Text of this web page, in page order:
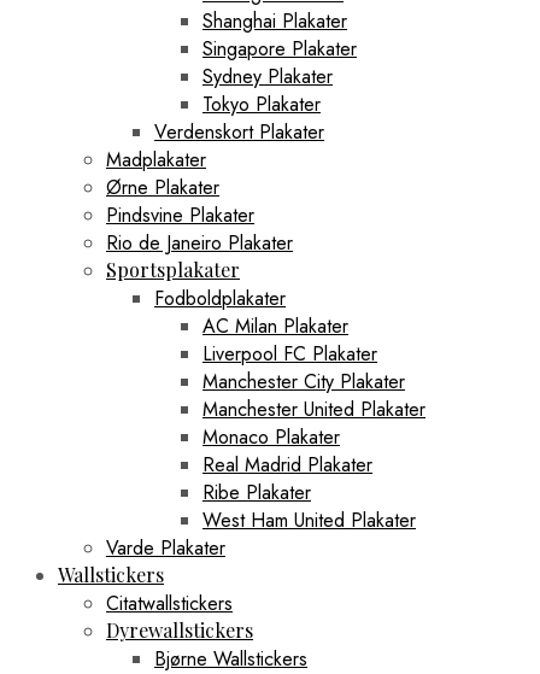
Shanghai Plakater
Singapore Plakater
Sydney Plakater
Tokyo Plakater
Verdenskort Plakater
Madplakater
Ørne Plakater
Pindsvine Plakater
Rio de Janeiro Plakater
Sportsplakater
Fodboldplakater
AC Milan Plakater
Liverpool FC Plakater
Manchester City Plakater
Manchester United Plakater
Monaco Plakater
Real Madrid Plakater
Ribe Plakater
West Ham United Plakater
Varde Plakater
Wallstickers
Citatwallstickers
Dyrewallstickers
Bjørne Wallstickers